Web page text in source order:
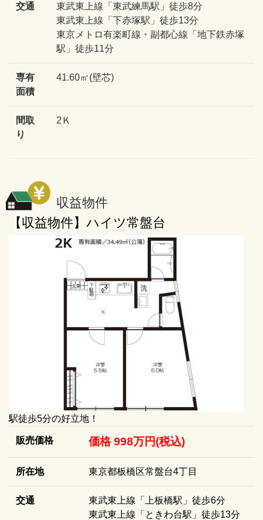
交通
東武東上線「東武練馬駅」徒歩8分
東武東上線「下赤塚駅」徒歩13分
東京メトロ有楽町線・副都心線「地下鉄赤塚
駅」徒歩11分
専有
面積
41.60㎡(壁芯)
間取
り
2Ｋ
収益物件
【収益物件】ハイツ常盤台
駅徒歩5分の好立地！
販売価格 価格 998万円(税込)
所在地 東京都板橋区常盤台4丁目
交通
東武東上線「上板橋駅」徒歩6分
東武東上線「ときわ台駅」徒歩13分